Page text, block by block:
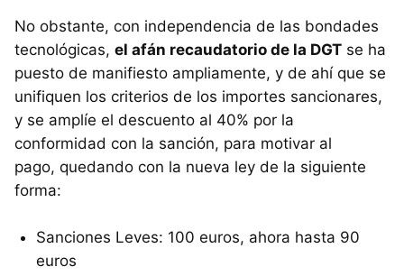
No obstante, con independencia de las bondades
tecnológicas, el afán recaudatorio de la DGT se ha
puesto de manifiesto ampliamente, y de ahí que se
unifiquen los criterios de los importes sancionares,
y se amplíe el descuento al 40% por la
conformidad con la sanción, para motivar al
pago, quedando con la nueva ley de la siguiente
forma:
Sanciones Leves: 100 euros, ahora hasta 90
euros